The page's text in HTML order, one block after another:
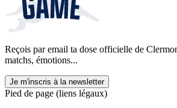
Reçois par email ta dose officielle de
matchs, émotions...
Je m'inscris à la newsletter
Pied de page (liens légaux)